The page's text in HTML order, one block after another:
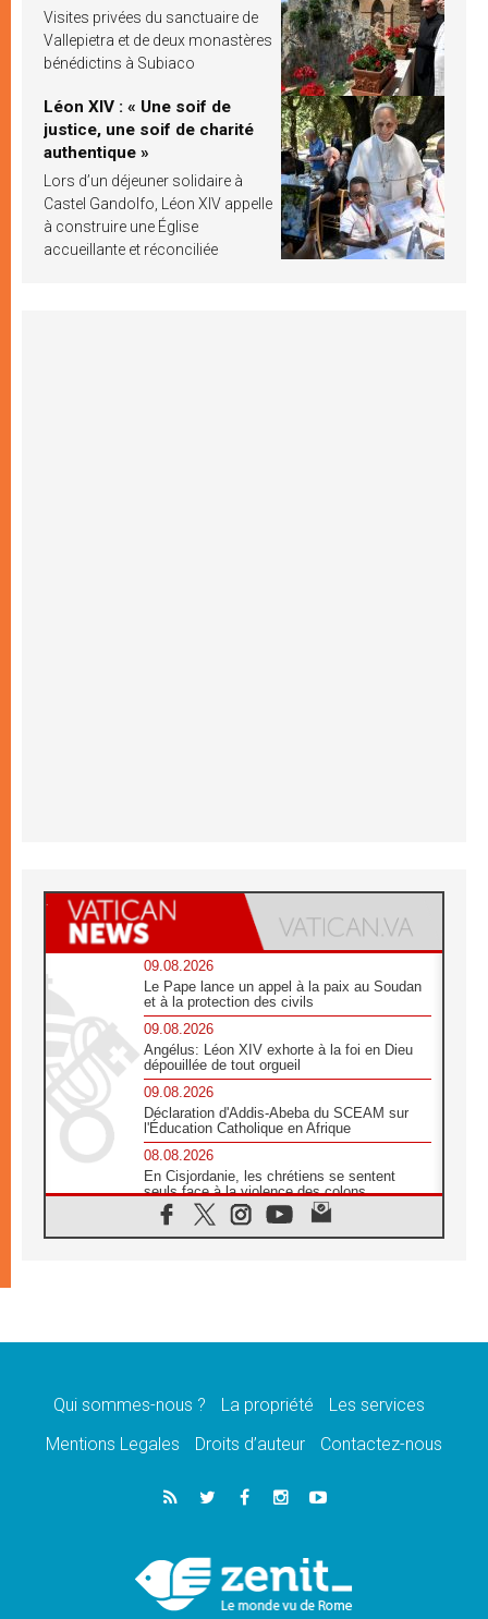
Visites privées du sanctuaire de
Vallepietra et de deux monastères
bénédictins à Subiaco
Léon XIV : « Une soif de
justice, une soif de charité
authentique »
Lors d’un déjeuner solidaire à
Castel Gandolfo, Léon XIV appelle
à construire une Église
accueillante et réconciliée
09.08.2026
Le Pape lance un appel à la paix au Soudan
et à la protection des civils
09.08.2026
Angélus: Léon XIV exhorte à la foi en Dieu
dépouillée de tout orgueil
09.08.2026
Déclaration d'Addis-Abeba du SCEAM sur
l'Éducation Catholique en Afrique
08.08.2026
En Cisjordanie, les chrétiens se sentent
seuls face à la violence des colons
08.08.2026
Léon XIV au sanctuaire de Notre Dame du
08.08.2026
08.08.2026
catholiques
Au Bangladesh, l'Église accompagne les
Dalits sur le chemin de la dignité
Philippines: le vicariat apostolique de
Calapan devient un diocèse
Qui sommes-nous ? La propriété
Les services
Mentions Legales
Droits d’auteur Contactez-nous